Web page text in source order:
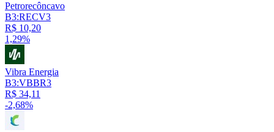
Petrorecôncavo
B3:RECV3
R$ 10,20
1,29%
Vibra Energia
B3:VBBR3
R$ 34,11
-2,68%